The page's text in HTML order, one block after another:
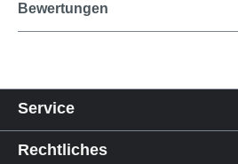
Bewertungen
Service
Rechtliches